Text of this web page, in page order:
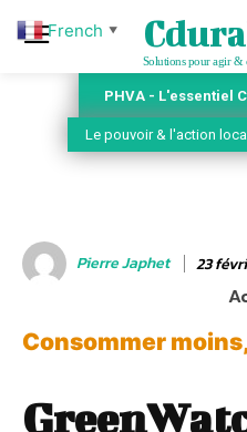
Solutions pour agir &
PHVA - L'essentiel
Le pouvoir & l'action
Pierre Japhet 23
Consommer
French ▼